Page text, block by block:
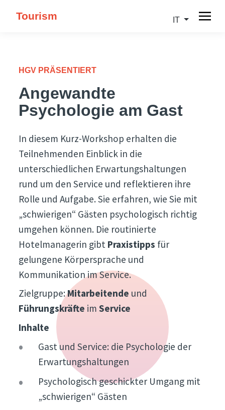
Tourism IT
HGV PRÄSENTIERT
Angewandte
Psychologie am Gast
In diesem Kurz-Workshop erhalten die
Teilnehmenden Einblick in die
unterschiedlichen Erwartungshaltungen
rund um den Service und reflektieren ihre
Rolle und Aufgabe. Sie erfahren, wie Sie mit
„schwierigen“ Gästen psychologisch richtig
umgehen können. Die routinierte
Hotelmanagerin gibt Praxistipps für
gelungene Körpersprache und
Kommunikation im Service.
Zielgruppe:Mitarbeitende und
Führungskräfte imService
Inhalte
Gast und Service: die Psychologie der
Erwartungshaltungen
Psychologisch geschickter Umgang mit
„schwierigen“ Gästen